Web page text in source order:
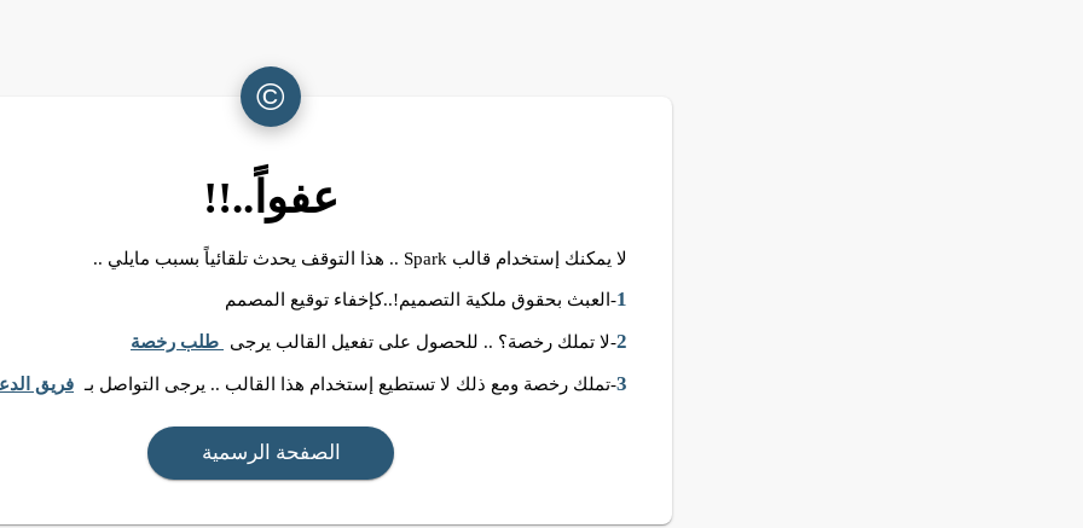
©
عفواً..!!
لا يمكنك إستخدام قالب Spark .. هذا التوقف يحدث تلقائياً بسبب مايلي ..
1-العبث بحقوق ملكية التصميم!..كإخفاء توقيع المصمم
2-لا تملك رخصة؟ .. للحصول على تفعيل القالب يرجى طلب رخصة
3-تملك رخصة ومع ذلك لا تستطيع إستخدام هذا القالب .. يرجى التواصل بـ فريق
الصفحة الرسمية